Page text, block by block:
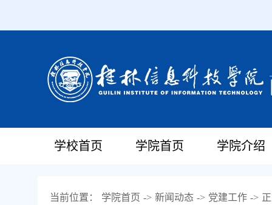
学校首页 学院首页 学院介绍
当前位置： 学院首页 -> 新闻动态 -> 党建工作 ->